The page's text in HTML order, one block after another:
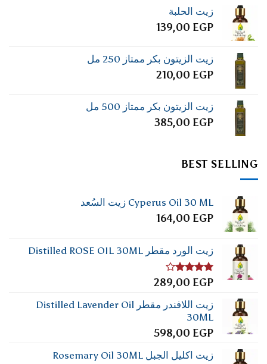
زيت الحلبة
139,00 EGP
زيت الزيتون بكر ممتاز 250 مل
210,00 EGP
زيت الزيتون بكر ممتاز 500 مل
385,00 EGP
BEST SELLING
Cyperus Oil 30 ML زيت السُعد
164,00 EGP
زيت الورد مقطر Distilled ROSE OIL 30ML
تم
من
5
289,00 EGP
زيت اللافندر مقطر Distilled Lavender Oil
30ML
598,00 EGP
زيت اكليل الجبل Rosemary Oil 30ML